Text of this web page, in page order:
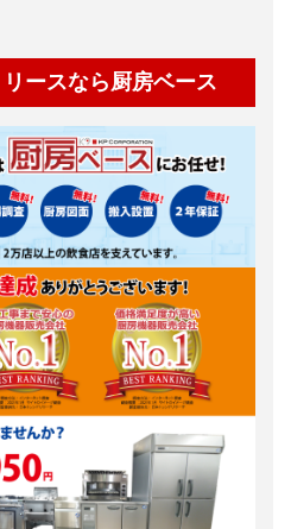
ースなら厨房ベース